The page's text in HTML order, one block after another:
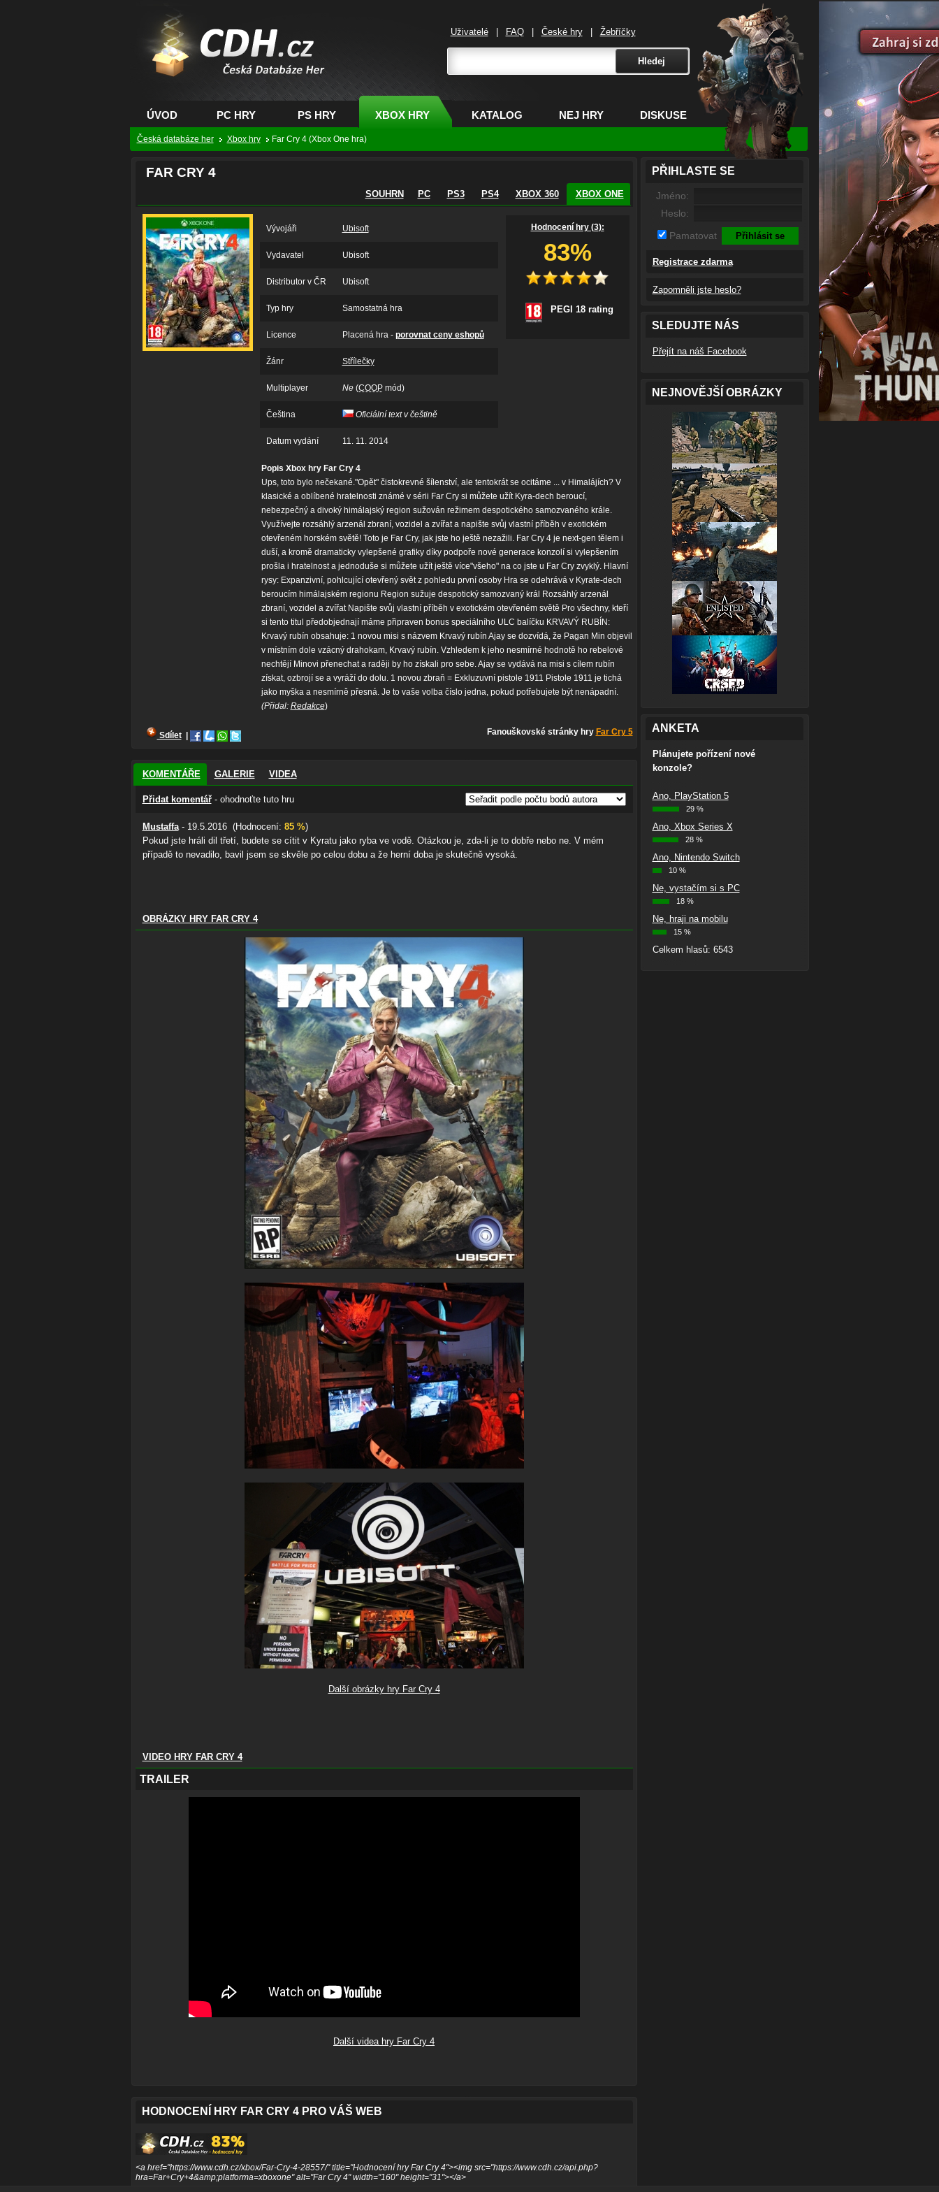
CDH.cz - hry na PC,
PS, XBOX - Česká
databáze her
Uživatelé FAQ České hry Žebříčky
ÚVOD PC HRY PS HRY XBOX HRY KATALOG NEJ HRY DISKUSE
Česká databáze her Xbox hry Far Cry 4 (Xbox One hra)
FAR CRY 4
SOUHRN PC PS3 PS4 XBOX 360 XBOX ONE
Vývojáři Ubisoft
Vydavatel Ubisoft
Distributor v ČR Ubisoft
Typ hry Samostatná hra
Licence Placená hra - porovnat ceny eshopů
Žánr Střílečky
Multiplayer Ne(COOPmód)
Čeština Oficiální text v češtině
Datum vydání 11. 11. 2014
Hodnocení hry (3):
83%
PEGI 18 rating
Popis Xbox hry Far Cry 4
Ups, toto bylo nečekané."Opět" čistokrevné šílenství, ale tentokrát se ocitáme ... v Himalájích? V
klasické a oblíbené hratelnosti známé v sérii Far Cry si můžete užít Kyra-dech beroucí,
nebezpečný a divoký himálajský region sužován režimem despotického samozvaného krále.
Využívejte rozsáhlý arzenál zbraní, vozidel a zvířat a napište svůj vlastní příběh v exotickém
otevřeném horském světě! Toto je Far Cry, jak jste ho ještě nezažili. Far Cry 4 je next-gen tělem i
duší, a kromě dramaticky vylepšené grafiky díky podpoře nové generace konzolí si vylepšením
prošla i hratelnost a jednoduše si můžete užít ještě více"všeho" na co jste u Far Cry zvyklý. Hlavní
rysy: Expanzivní, pohlcující otevřený svět z pohledu první osoby Hra se odehrává v Kyrate-dech
beroucím himálajském regionu Region sužuje despotický samozvaný král Rozsáhlý arzenál
zbraní, vozidel a zvířat Napište svůj vlastní příběh v exotickém otevřeném světě Pro všechny, kteří
si tento titul předobjednají máme připraven bonus speciálního ULC balíčku KRVAVÝ RUBÍN:
Krvavý rubín obsahuje: 1 novou misi s názvem Krvavý rubín Ajay se dozvídá, že Pagan Min objevil
v místním dole vzácný drahokam, Krvavý rubín. Vzhledem k jeho nesmírné hodnotě ho rebelové
nechtějí Minovi přenechat a raději by ho získali pro sebe. Ajay se vydává na misi s cílem rubín
získat, ozbrojí se a vyráží do dolu. 1 novou zbraň = Exkluzuvní pistole 1911 Pistole 1911 je tichá
jako myška a nesmírně přesná. Je to vaše volba číslo jedna, pokud potřebujete být nenápadní.
(Přidal: Redakce)
Sdílet Fanouškovské stránky hry Far Cry 5
KOMENTÁŘE GALERIE VIDEA
Přidat komentář- ohodnoťte tuto hru
Mustaffa- 19.5.2016 (Hodnocení: 85 %)
Pokud jste hráli dil třetí, budete se cítit v Kyratu jako ryba ve vodě. Otázkou je, zda-li je to dobře nebo ne. V mém
případě to nevadilo, bavil jsem se skvěle po celou dobu a že herní doba je skutečně vysoká.
OBRÁZKY HRY FAR CRY 4
Další obrázky hry Far Cry 4
VIDEO HRY FAR CRY 4
TRAILER
Další videa hry Far Cry 4
HODNOCENÍ HRY FAR CRY 4 PRO VÁŠ WEB
<a href="https://www.cdh.cz/xbox/Far-Cry-4-28557/" title="Hodnocení hry Far Cry 4"><img src="https://www.cdh.cz/api.php?
hra=Far+Cry+4&amp;platforma=xboxone" alt="Far Cry 4" width="160" height="31"></a>
PŘIHLASTE SE
Jméno:
Heslo:
Pamatovat
Registrace zdarma
Zapomněli jste heslo?
SLEDUJTE NÁS
Přejít na náš Facebook
NEJNOVĚJŠÍ OBRÁZKY
ANKETA
Plánujete pořízení nové
konzole?
Ano, PlayStation 5
29 %
Ano, Xbox Series X
28 %
Ano, Nintendo Switch
10 %
Ne, vystačím si s PC
18 %
Ne, hraji na mobilu
15 %
Celkem hlasů: 6543